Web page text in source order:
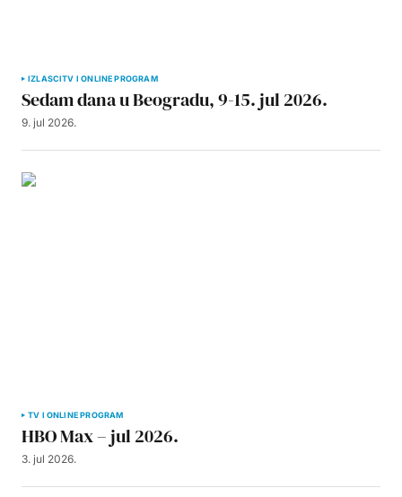
IZLASCITV I ONLINE PROGRAM
Sedam dana u Beogradu, 9-15. jul 2026.
9. jul 2026.
TV I ONLINE PROGRAM
HBO Max – jul 2026.
3. jul 2026.